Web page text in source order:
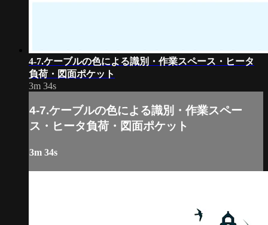
4-7.ケーブルの色による識別・作業スペース・ヒータ
負荷・図面ポケット
3m 34s
4-7.ケーブルの色による識別・作業スペー
ス・ヒータ負荷・図面ポケット
3m 34s